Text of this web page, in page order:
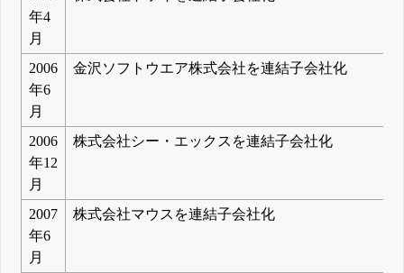
年4
月
2006
年6
月
金沢ソフトウエア株式会社を連結子会社化
2006
年12
月
株式会社シー・エックスを連結子会社化
2007
年6
月
株式会社マウスを連結子会社化